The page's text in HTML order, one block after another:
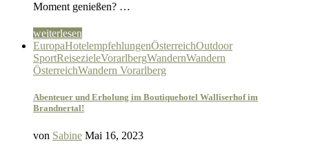
Moment genießen? …
weiterlesen
EuropaHotelempfehlungenÖsterreichOutdoor
SportReisezieleVorarlbergWandernWandern
ÖsterreichWandern Vorarlberg
Abenteuer und Erholung im Boutiquehotel Walliserhof im
Brandnertal!
von Sabine Mai 16, 2023